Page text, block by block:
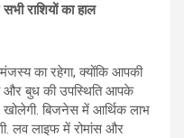
राशियों का हाल
का रहेगा, क्योंकि आपकी
और बुध की उपस्थिति आपके
बिजनेस में आर्थिक लाभ
लव लाइफ में रोमांस और